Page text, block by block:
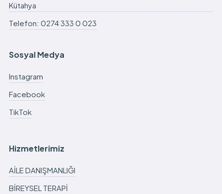
Kütahya
Telefon: 0274 333 0 023
Sosyal Medya
Instagram
Facebook
TikTok
Hizmetlerimiz
AİLE DANIŞMANLIĞI
BİREYSEL TERAPİ